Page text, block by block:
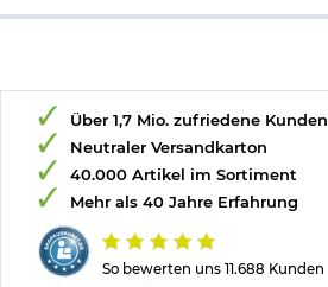
So bewerten uns 11.688 Kunden
Über 1,7 Mio. zufriedene Kunden
Neutraler Versandkarton
40.000 Artikel im Sortiment
Mehr als 40 Jahre Erfahrung